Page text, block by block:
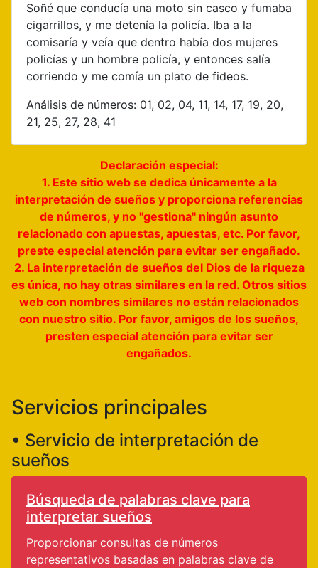
Soñé que conducía una moto sin casco y fumaba
cigarrillos, y me detenía la policía. Iba a la
comisaría y veía que dentro había dos mujeres
policías y un hombre policía, y entonces salía
corriendo y me comía un plato de fideos.
Análisis de números: 01, 02, 04, 11, 14, 17, 19, 20,
21, 25, 27, 28, 41
Declaración especial:
1. Este sitio web se dedica únicamente a la
interpretación de sueños y proporciona referencias
de números, y no "gestiona" ningún asunto
relacionado con apuestas, apuestas, etc. Por favor,
preste especial atención para evitar ser engañado.
2. La interpretación de sueños del Dios de la riqueza
es única, no hay otras similares en la red. Otros sitios
web con nombres similares no están relacionados
con nuestro sitio. Por favor, amigos de los sueños,
presten especial atención para evitar ser
engañados.
Servicios principales
• Servicio de interpretación de
sueños
Búsqueda de palabras clave para
interpretar sueños
Proporcionar consultas de números
representativos basadas en palabras clave de